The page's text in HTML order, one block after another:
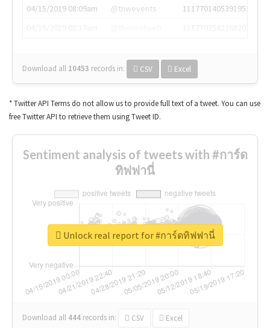
04/15/2019 08:09am
@tnwevents
1117701405391953920
Download all 10453 records in: CSV Excel
* Twitter API Terms do not allow us to provide full text of a tweet. You can use
free Twitter API to retrieve them using Tweet ID.
Sentiment analysis of tweets with #การ์ด
ทิฟฟานี่
Download all 444 records in: CSV Excel
Unlock real report for #การ์ดทิฟฟานี่